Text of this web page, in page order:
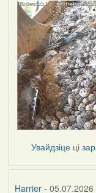
Увайдзіце ці
Harrier- 05.07.2026